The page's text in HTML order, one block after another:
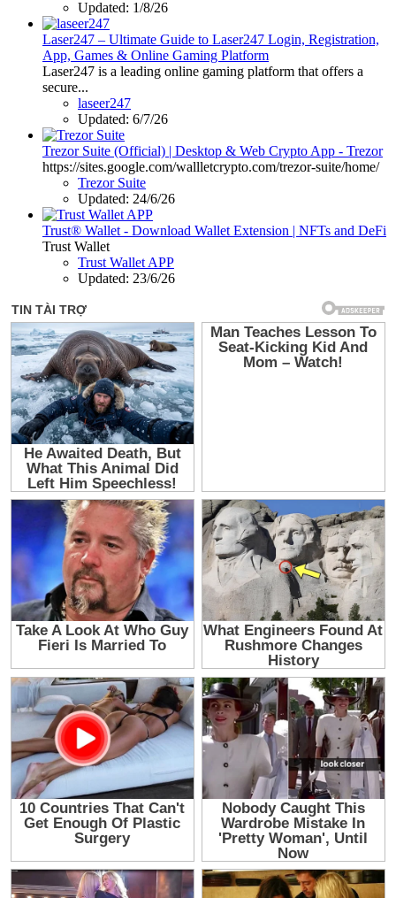
Updated: 1/8/26
Laser247 – Ultimate Guide to Laser247 Login, Registration,
App, Games & Online Gaming Platform
Laser247 is a leading online gaming platform that offers a
secure...
laseer247
Updated: 6/7/26
Trezor Suite (Official) | Desktop & Web Crypto App - Trezor
https://sites.google.com/wallletcrypto.com/trezor-suite/home/
Trezor Suite
Updated: 24/6/26
Trust® Wallet - Download Wallet Extension | NFTs and DeFi
Trust Wallet
Trust Wallet APP
Updated: 23/6/26